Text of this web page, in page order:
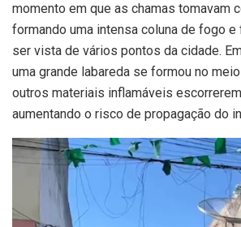
momento em que as chamas tomavam
formando uma intensa coluna de fogo e
ser vista de vários pontos da cidade.
uma grande labareda se formou no
outros materiais inflamáveis
aumentando o risco de propagação do